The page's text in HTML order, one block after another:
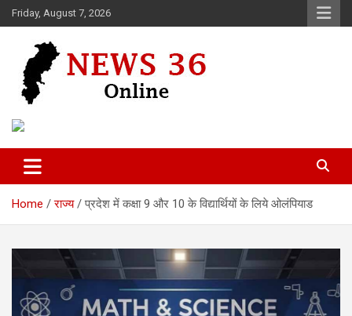
Skip
to
Friday, August 7, 2026
News 36
Home राज्य प्रदेश में कक्षा 9 और 10 के विद्यार्थियों के लिये ओलंपियाड